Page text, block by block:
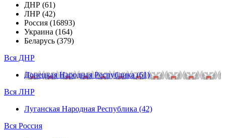
ДНР (61)
ЛНР (42)
Россия (16893)
Украина (164)
Беларусь (379)
Вся ДНР
Донецкая Народная Республика (61)
Вся ЛНР
Луганская Народная Республика (42)
Вся Россия